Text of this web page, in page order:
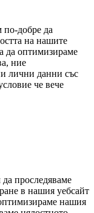
по-добре да
на нашите
да оптимизираме
ние
лични данни със
че вече
проследяваме
в нашия уебсайт
нашия